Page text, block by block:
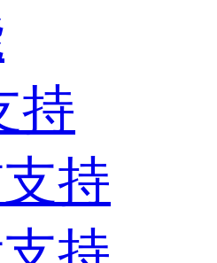
持
持